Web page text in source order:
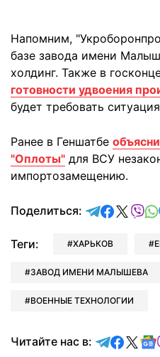
Напомним,
базе завода имени
холдинг. Также в
готовности удвоения
будет требовать
Ранее в Геншатбе
"Оплоты" для ВСУ
импортозамещению.
Поделиться: отправить
Теги: ХАРЬКОВ
ЗАВОД ИМЕНИ МАЛЫШЕВА
ВОЕННЫЕ ТЕХНОЛОГИИ
Читайте нас в: Читайте